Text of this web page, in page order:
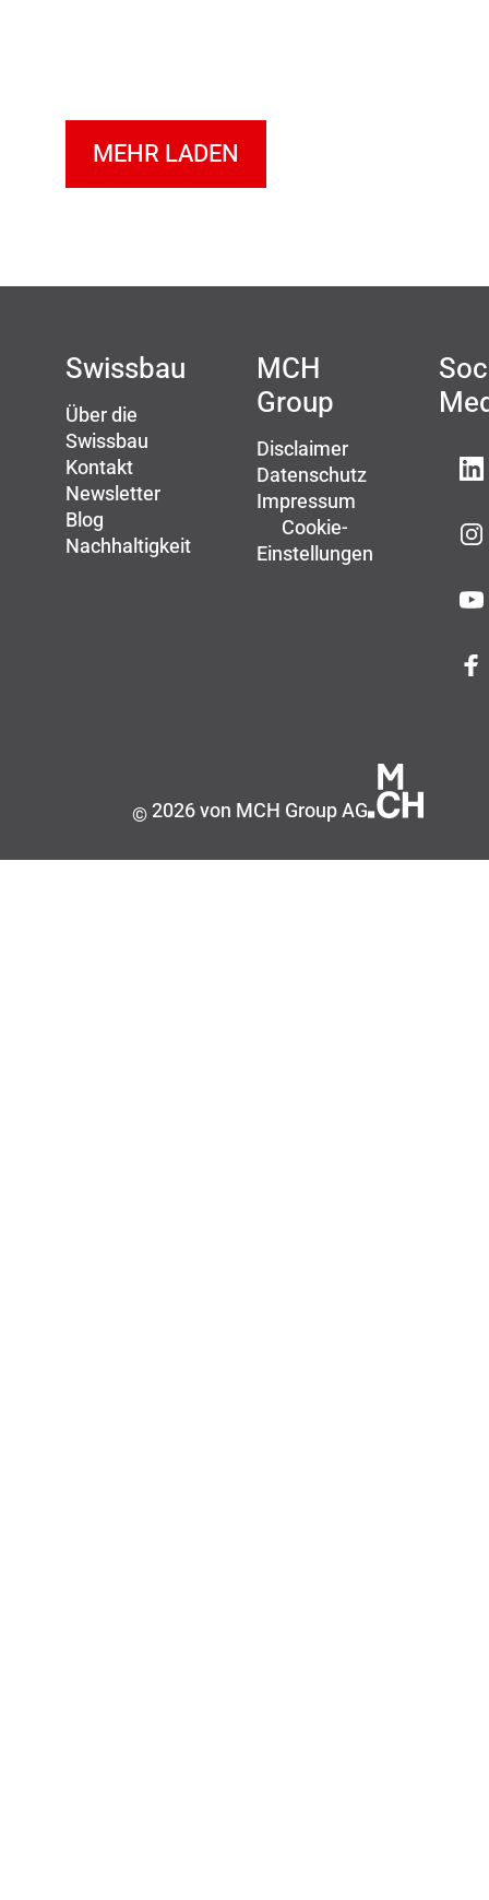
MEHR LADEN
Swissbau
Über die
Swissbau
Kontakt
Newsletter
Blog
Nachhaltigkeit
MCH
Group
Disclaimer
Datenschutz
Impressum
Cookie-
Einstellungen
©2026 von MCH Group AG